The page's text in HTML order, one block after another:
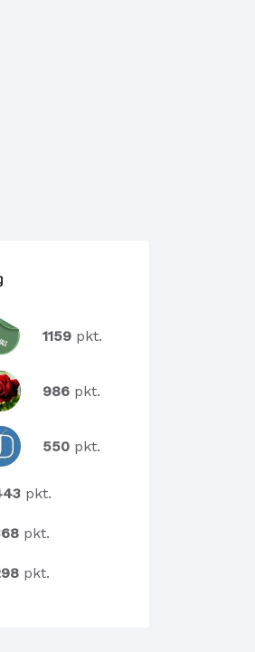
1159 pkt.
986 pkt.
550 pkt.
pkt.
pkt.
pkt.